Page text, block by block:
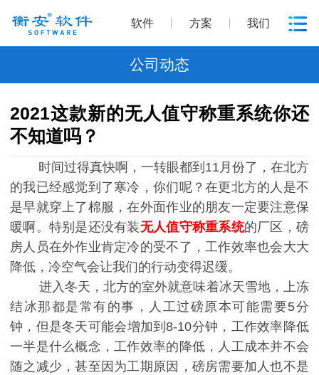
软件 方案 我们
公司动态
2021这款新的无人值守称重系统你还
不知道吗？
时间过得真快啊，一转眼都到11月份了，在北方
的我已经感觉到了寒冷，你们呢？在更北方的人是不
是早就穿上了棉服，在外面作业的朋友一定要注意保
暖啊。特别是还没有装无人值守称重系统的厂区，磅
房人员在外作业肯定冷的受不了，工作效率也会大大
降低，冷空气会让我们的行动变得迟缓。
进入冬天，北方的室外就意味着冰天雪地，上冻
结冰那都是常有的事，人工过磅原本可能需要5分
钟，但是冬天可能会增加到8-10分钟，工作效率降低
一半是什么概念，工作效率的降低，人工成本并不会
随之减少，甚至因为工期原因，磅房需要加人也不是